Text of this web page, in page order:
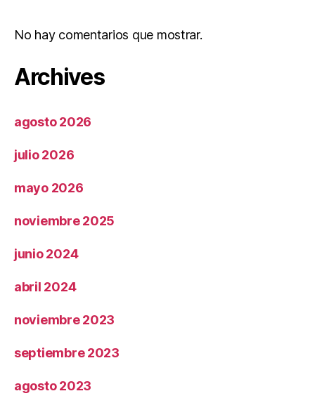
No hay comentarios que mostrar.
Archives
agosto 2026
julio 2026
mayo 2026
noviembre 2025
junio 2024
abril 2024
noviembre 2023
septiembre 2023
agosto 2023